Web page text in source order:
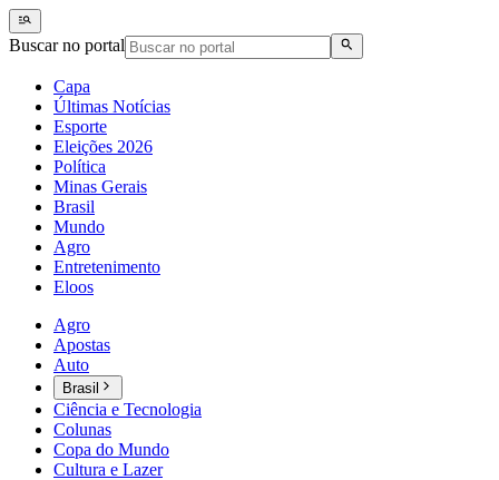
Buscar no portal
Capa
Últimas Notícias
Esporte
Eleições 2026
Política
Minas Gerais
Brasil
Mundo
Agro
Entretenimento
Eloos
Agro
Apostas
Auto
Brasil
Ciência e Tecnologia
Colunas
Copa do Mundo
Cultura e Lazer